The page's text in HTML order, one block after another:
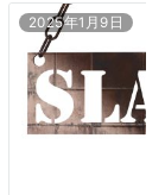
2025年1月9日